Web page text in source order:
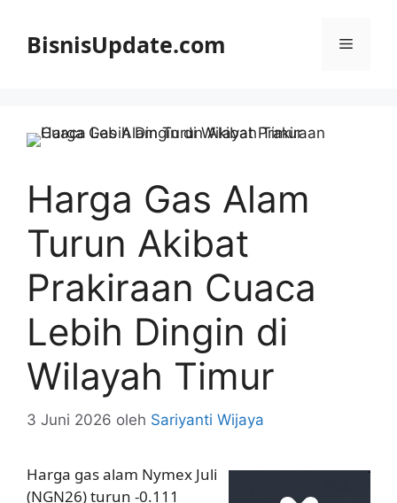
BisnisUpdate.com Menu
Harga Gas Alam
Turun Akibat
Prakiraan Cuaca
Lebih Dingin di
Wilayah Timur
3 Juni 2026 oleh Sariyanti Wijaya
Harga gas alam Nymex Juli
(NGN26) turun -0.111